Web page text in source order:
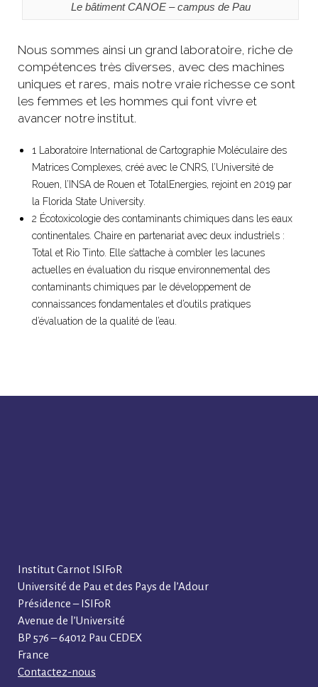
Le bâtiment CANOE – campus de Pau
Nous sommes ainsi un grand laboratoire, riche de
compétences très diverses, avec des machines
uniques et rares, mais notre vraie richesse ce sont
les femmes et les hommes qui font vivre et
avancer notre institut.
1 Laboratoire International de Cartographie Moléculaire des
Matrices Complexes, créé avec le CNRS, l’Université de
Rouen, l’INSA de Rouen et TotalEnergies, rejoint en 2019 par
la Florida State University.
2 Écotoxicologie des contaminants chimiques dans les eaux
continentales. Chaire en partenariat avec deux industriels :
Total et Rio Tinto. Elle s’attache à combler les lacunes
actuelles en évaluation du risque environnemental des
contaminants chimiques par le développement de
connaissances fondamentales et d’outils pratiques
d’évaluation de la qualité de l’eau.
Institut Carnot ISIFoR
Université de Pau et des Pays de l’Adour
Présidence – ISIFoR
Avenue de l’Université
BP 576 – 64012 Pau CEDEX
France
Contactez-nous